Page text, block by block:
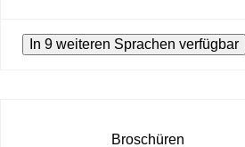
In 9 weiteren Sprachen verfügbar
Broschüren